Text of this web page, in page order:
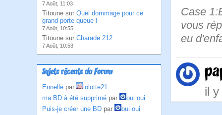
7 Août, 11:03
Titoune sur Quel dommage pour ce
grand porte queue !
7 Août, 10:55
Titoune sur Charade 212
7 Août, 10:53
Sujets récents du Forum
Ennelle par
lolotte21
ma BD à été supprimé par
oui oui
Puis-je créer une BD par
oui oui
Case
vous
eu
il y